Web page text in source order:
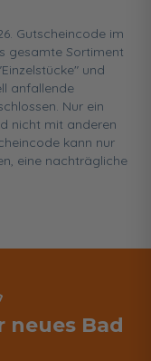
Gutscheincode im
gesamte Sortiment
und
anfallende
Nur ein
nicht mit anderen
kann nur
eine nachträgliche
neues Bad